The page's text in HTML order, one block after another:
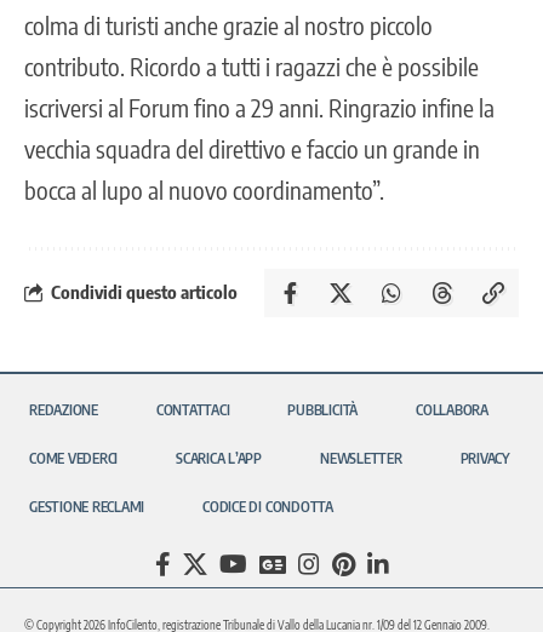
colma di turisti anche grazie al nostro piccolo
contributo. Ricordo a tutti i ragazzi che è possibile
iscriversi al Forum fino a 29 anni. Ringrazio infine la
vecchia squadra del direttivo e faccio un grande in
bocca al lupo al nuovo coordinamento”.
Condividi questo articolo
REDAZIONE CONTATTACI PUBBLICITÀ COLLABORA
COME VEDERCI SCARICA L’APP NEWSLETTER PRIVACY
GESTIONE RECLAMI CODICE DI CONDOTTA
© Copyright 2026 InfoCilento, registrazione Tribunale di Vallo della Lucania nr. 1/09 del 12 Gennaio 2009.